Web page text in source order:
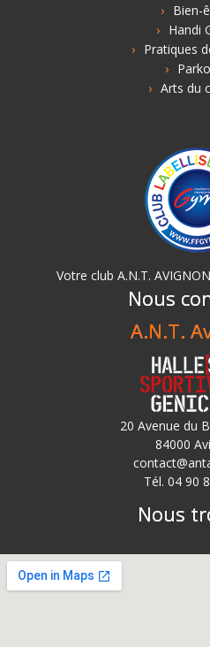
Bien-
Handi
Pratiques
Arts du
Votre club A.N.T.
Nous
A.N.T.
20 Avenue du
84000
Tél. 04 90
Nous